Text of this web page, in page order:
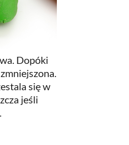
Dopóki
się w
jeśli